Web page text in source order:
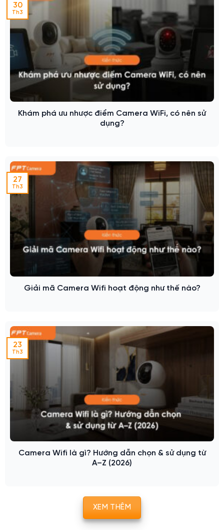
Khám phá ưu nhược điểm Camera WiFi, có nên sử
dụng?
30
Th3
Giải mã Camera Wifi hoạt động như thế nào?
27
Th3
Camera Wifi là gì? Hướng dẫn chọn & sử dụng từ
A–Z (2026)
23
Th3
XEM THÊM